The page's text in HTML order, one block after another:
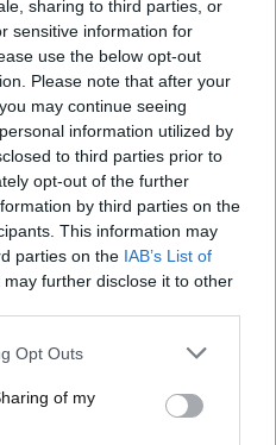
sharing to third parties, or
sensitive information for
use the below opt-out
Please note that after your
may continue seeing
information utilized by
to third parties prior to
opt-out of the further
by third parties on the
This information may
parties on the IAB’s List of
may further disclose it to other
Opt Outs
of my
sugli sci. Da allora
state preoccupanti e
perso per sempre.
sembra essersi ripreso. E
fargli riprendere il